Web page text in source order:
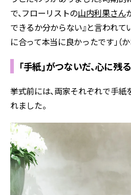
で、フローリストの山内利果さん
できるか分からない』と言われて
に合って本当に良かったです」（
「手紙」がつないだ、心に残
挙式前には、両家それぞれで手
れました。